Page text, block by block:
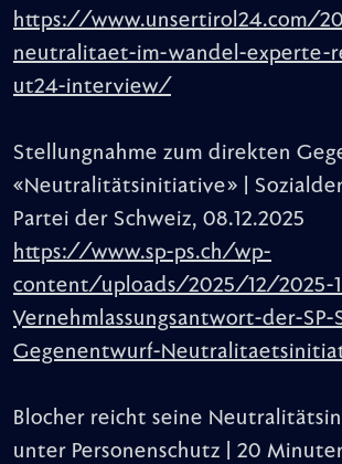
https://www.unsertirol24.com/
neutralitaet-im-wandel-experte-
ut24-interview/
Stellungnahme zum direkten
«Neutralitätsinitiative» |
Partei der Schweiz, 08.12.2025
https://www.sp-ps.ch/wp-
content/uploads/2025/12/2025-
Vernehmlassungsantwort-der-SP-
Gegenentwurf-
Blocher reicht seine
unter Personenschutz | 20